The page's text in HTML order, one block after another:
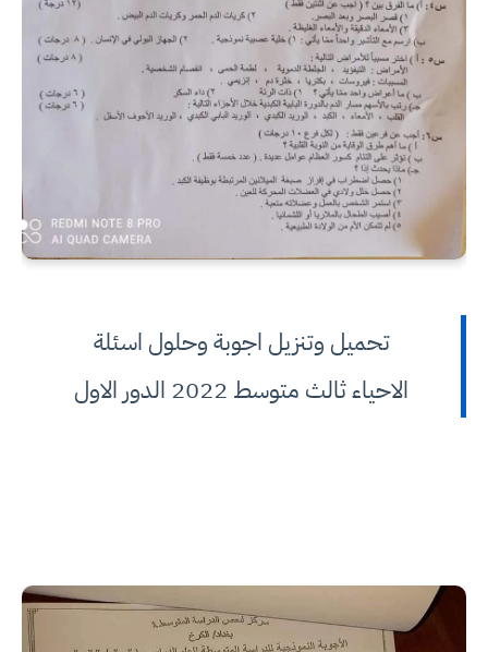
تحميل وتنزيل اجوبة وحلول اسئلة
الاحياء ثالث متوسط 2022 الدور الاول